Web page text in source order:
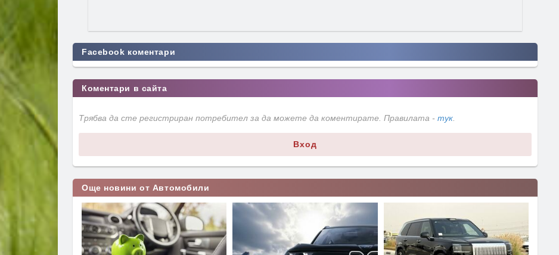
Facebook коментари
Коментари в сайта
Трябва да сте регистриран потребител за да можете да коментирате. Правилата - тук.
Вход
Още новини от Автомобили